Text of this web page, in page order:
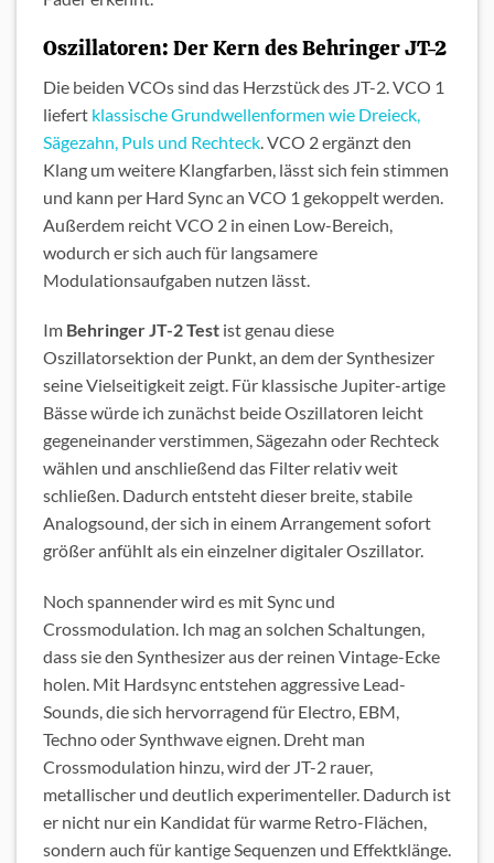
Oszillatoren: Der Kern des Behringer JT-2
Die beiden VCOs sind das Herzstück des JT-2. VCO 1
liefert klassische Grundwellenformen wie Dreieck,
Sägezahn, Puls und Rechteck . VCO 2 ergänzt den
Klang um weitere Klangfarben, lässt sich fein stimmen
und kann per Hard Sync an VCO 1 gekoppelt werden.
Außerdem reicht VCO 2 in einen Low-Bereich,
wodurch er sich auch für langsamere
Modulationsaufgaben nutzen lässt.
Im Behringer JT-2 Test ist genau diese
Oszillatorsektion der Punkt, an dem der Synthesizer
seine Vielseitigkeit zeigt. Für klassische Jupiter-artige
Bässe würde ich zunächst beide Oszillatoren leicht
gegeneinander verstimmen, Sägezahn oder Rechteck
wählen und anschließend das Filter relativ weit
schließen. Dadurch entsteht dieser breite, stabile
Analogsound, der sich in einem Arrangement sofort
größer anfühlt als ein einzelner digitaler Oszillator.
Noch spannender wird es mit Sync und
Crossmodulation. Ich mag an solchen Schaltungen,
dass sie den Synthesizer aus der reinen Vintage-Ecke
holen. Mit Hardsync entstehen aggressive Lead-
Sounds, die sich hervorragend für Electro, EBM,
Techno oder Synthwave eignen. Dreht man
Crossmodulation hinzu, wird der JT-2 rauer,
metallischer und deutlich experimenteller. Dadurch ist
er nicht nur ein Kandidat für warme Retro-Flächen,
sondern auch für kantige Sequenzen und Effektklänge.